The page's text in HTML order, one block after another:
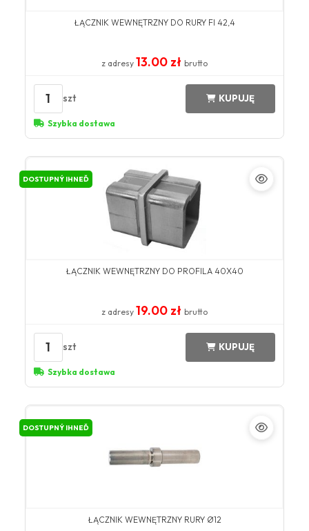
ŁĄCZNIK WEWNĘTRZNY DO RURY FI 42,4
z adresy 13.00 zł brutto
1 szt KUPUJĘ
Szybka dostawa
DOSTUPNÝ IHNEĎ
ŁĄCZNIK WEWNĘTRZNY DO PROFILA 40X40
z adresy 19.00 zł brutto
1 szt KUPUJĘ
Szybka dostawa
DOSTUPNÝ IHNEĎ
ŁĄCZNIK WEWNĘTRZNY RURY Ø12